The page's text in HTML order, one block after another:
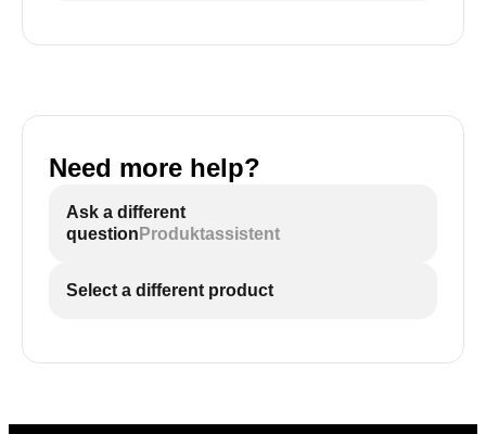
Need more help?
Ask a different
question Produktassistent
Select a different product